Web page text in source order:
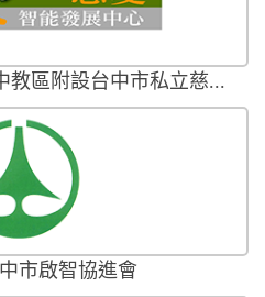
教區附設台中市私立慈...
市啟智協進會